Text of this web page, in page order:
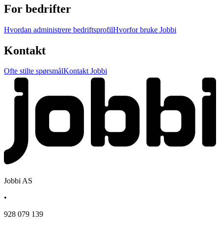
For bedrifter
Hvordan administrere bedriftsprofilHvorfor bruke Jobbi
Kontakt
Ofte stilte spørsmålKontakt Jobbi
Jobbi AS
•
928 079 139